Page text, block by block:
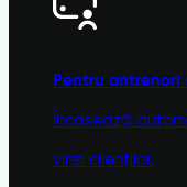
Pentru antrenori
Încasează
vinzi clienților.